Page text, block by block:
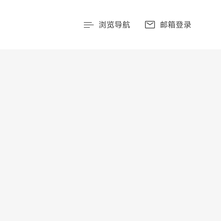
浏览导航 邮箱登录